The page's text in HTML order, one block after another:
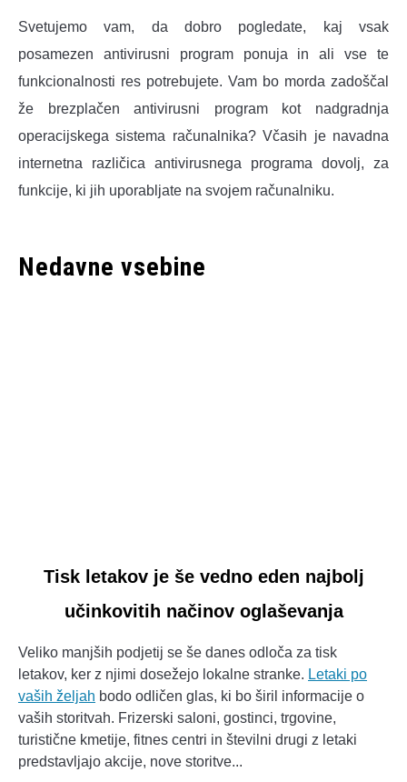
Svetujemo vam, da dobro pogledate, kaj vsak
posamezen antivirusni program ponuja in ali vse te
funkcionalnosti res potrebujete. Vam bo morda zadoščal
že brezplačen antivirusni program kot nadgradnja
operacijskega sistema računalnika? Včasih je navadna
internetna različica antivirusnega programa dovolj, za
funkcije, ki jih uporabljate na svojem računalniku.
Nedavne vsebine
je
še
vedno
eden
najbolj
učinkovitih
Tisk letakov je še vedno eden najbolj
učinkovitih načinov oglaševanja
Veliko manjših podjetij se še danes odloča za tisk
letakov, ker z njimi dosežejo lokalne stranke. Letaki po
vaših željah bodo odličen glas, ki bo širil informacije o
vaših storitvah. Frizerski saloni, gostinci, trgovine,
turistične kmetije, fitnes centri in številni drugi z letaki
predstavljajo akcije, nove storitve...